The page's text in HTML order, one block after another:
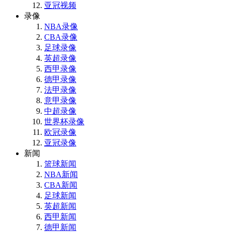
亚冠视频
录像
NBA录像
CBA录像
足球录像
英超录像
西甲录像
德甲录像
法甲录像
意甲录像
中超录像
世界杯录像
欧冠录像
亚冠录像
新闻
篮球新闻
NBA新闻
CBA新闻
足球新闻
英超新闻
西甲新闻
德甲新闻